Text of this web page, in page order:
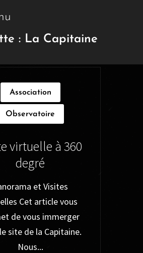
: La Capitaine
Association
Observatoire
virtuelle à 360
degré
et Visites
Cet article vous
de vous immerger
site de la Capitaine.
Nous...